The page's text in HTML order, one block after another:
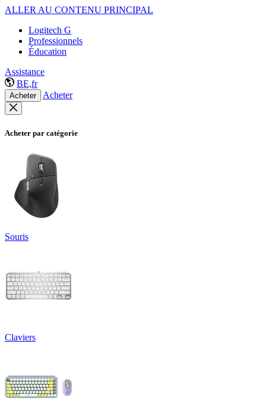
ALLER AU CONTENU PRINCIPAL
Logitech G
Professionnels
Éducation
Assistance
BE,fr
Acheter Acheter
Acheter par catégorie
Souris
Claviers